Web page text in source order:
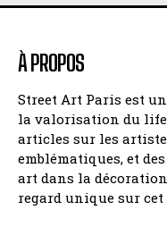
À PROPOS
Street Art Paris est
la valorisation du
articles sur les
emblématiques, et
art dans la
regard unique sur